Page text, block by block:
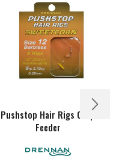
Pushstop Hair Rigs Carp
Feeder